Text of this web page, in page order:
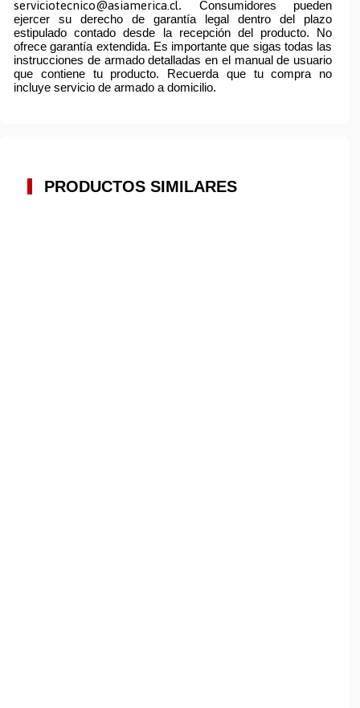
serviciotecnico@asiamerica.cl. Consumidores pueden
ejercer su derecho de garantía legal dentro del plazo
estipulado contado desde la recepción del producto. No
ofrece garantía extendida. Es importante que sigas todas las
instrucciones de armado detalladas en el manual de usuario
que contiene tu producto. Recuerda que tu compra no
incluye servicio de armado a domicilio.
PRODUCTOS SIMILARES